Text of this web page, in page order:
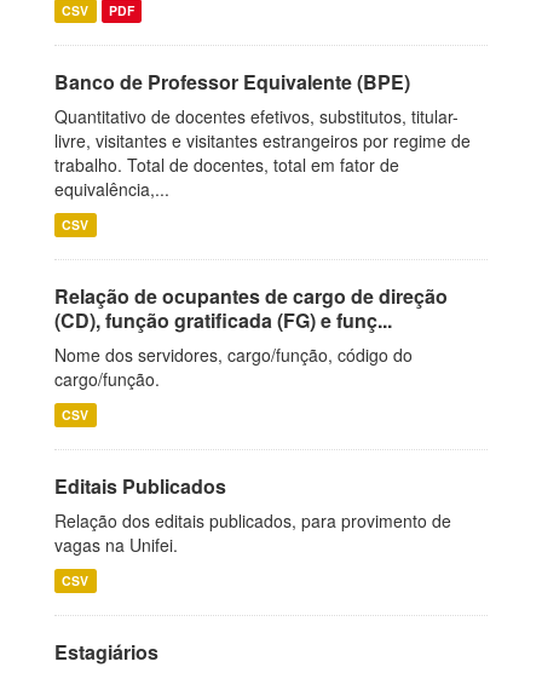
CSV PDF
Banco de Professor Equivalente (BPE)
Quantitativo de docentes efetivos, substitutos, titular-
livre, visitantes e visitantes estrangeiros por regime de
trabalho. Total de docentes, total em fator de
equivalência,...
CSV
Relação de ocupantes de cargo de direção
(CD), função gratificada (FG) e funç...
Nome dos servidores, cargo/função, código do
cargo/função.
CSV
Editais Publicados
Relação dos editais publicados, para provimento de
vagas na Unifei.
CSV
Estagiários